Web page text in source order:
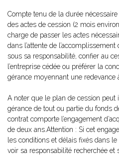
Compte tenu de la durée
des actes de cession (2 mois
charge de passer les actes
dans l’attente de
sous sa responsabilité, confier au
l’entreprise cédée ou préférer la
gérance moyennant une redevance
A noter que le plan de cession
gérance de tout ou partie du fonds
contrat comporte l’engagement
de deux ans.Attention : Si cet
les conditions et délais fixés dans
voir sa responsabilité recherchée et